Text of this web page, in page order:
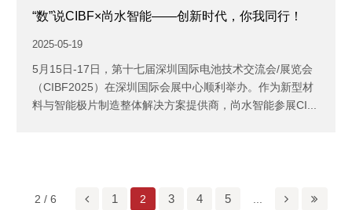
“数”说CIBF×尚水智能——创新时代，你我同行！
2025-05-19
5月15日-17日，第十七届深圳国际电池技术交流会/展览会
（CIBF2025）在深圳国际会展中心顺利举办。作为新型材
料与智能极片制造整体解决方案提供商，尚水智能参展CI...
2 / 6 1 2 3 4 5